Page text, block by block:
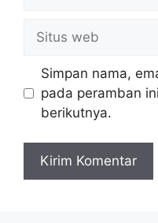
web
Simpan nama,
pada peramban
berikutnya.